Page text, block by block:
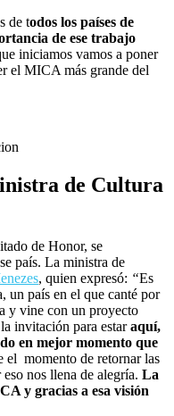
de todos los países de
de ese trabajo
iniciamos vamos a poner
el MICA más grande del
de Cultura
de Honor, se
país. La ministra de
, quien expresó: “Es
un país en el que canté por
y vine con un proyecto
invitación para estaraquí,
en mejor momento que
el momento de retornar las
nos llena de alegría. La
y gracias a esa visión